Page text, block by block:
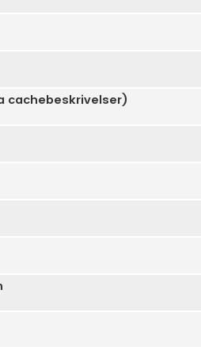
cachebeskrivelser)